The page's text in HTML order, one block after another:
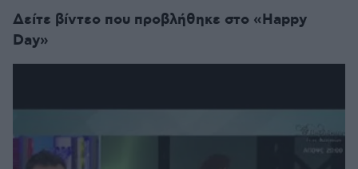
Δείτε βίντεο που προβλήθηκε στο «Happy
Day»